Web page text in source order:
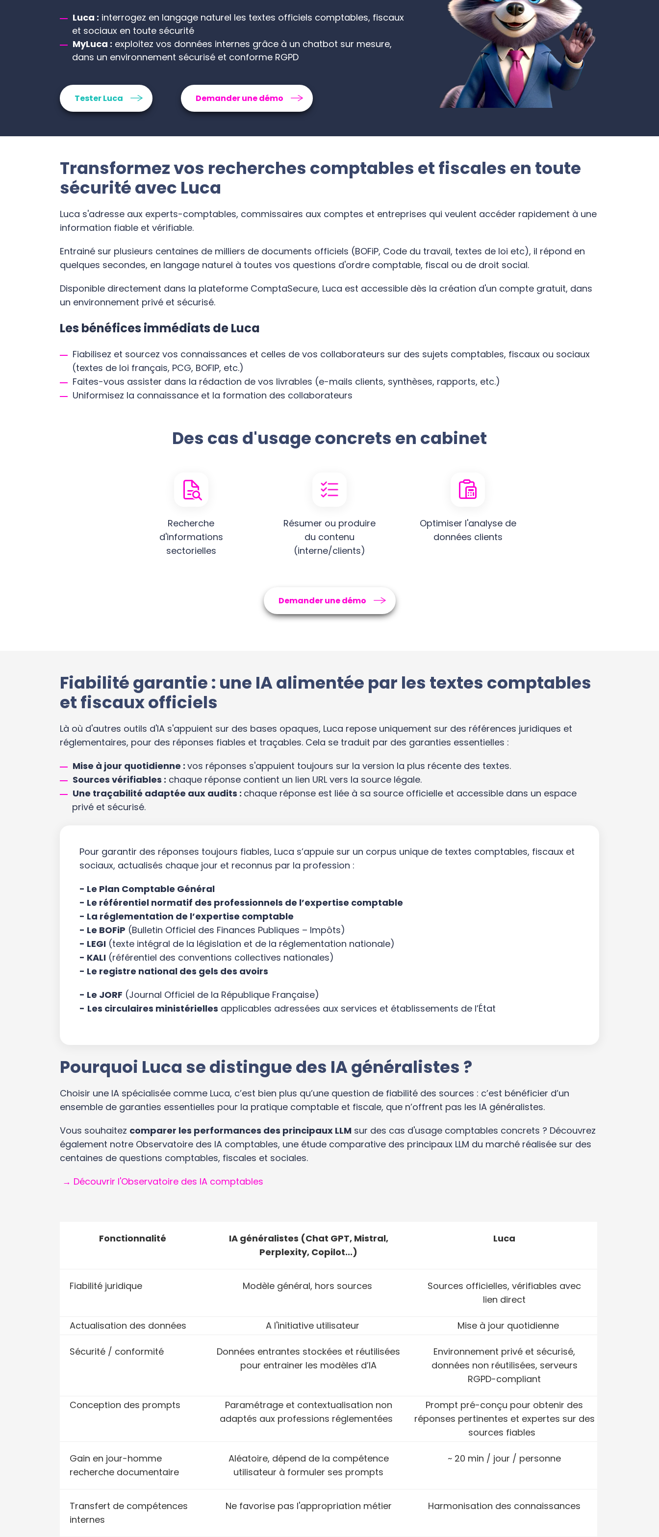
comptables
Demander une démo
Luca : interrogez en langage naturel les textes officiels comptables, fiscaux
et sociaux en toute sécurité
MyLuca : exploitez vos données internes grâce à un chatbot sur mesure,
dans un environnement sécurisé et conforme RGPD
Tester Luca Demander une démo
Transformez vos recherches comptables et fiscales en toute
sécurité avec Luca
Luca s'adresse aux experts-comptables, commissaires aux comptes et entreprises qui veulent accéder rapidement à une
information fiable et vérifiable.
Entrainé sur plusieurs centaines de milliers de documents officiels (BOFiP, Code du travail, textes de loi etc), il répond en
quelques secondes, en langage naturel à toutes vos questions d'ordre comptable, fiscal ou de droit social.
Disponible directement dans la plateforme ComptaSecure, Luca est accessible dès la création d'un compte gratuit, dans
un environnement privé et sécurisé.
Les bénéfices immédiats de Luca
Fiabilisez et sourcez vos connaissances et celles de vos collaborateurs sur des sujets comptables, fiscaux ou sociaux
(textes de loi français, PCG, BOFIP, etc.)
Faites-vous assister dans la rédaction de vos livrables (e-mails clients, synthèses, rapports, etc.)
Uniformisez la connaissance et la formation des collaborateurs
Des cas d'usage concrets en cabinet
Recherche
d'informations
sectorielles
Résumer ou produire
du contenu
(interne/clients)
Optimiser l'analyse de
données clients
Demander une démo
Fiabilité garantie : une IA alimentée par les textes comptables
et fiscaux officiels
Là où d'autres outils d'IA s'appuient sur des bases opaques, Luca repose uniquement sur des références juridiques et
réglementaires, pour des réponses fiables et traçables. Cela se traduit par des garanties essentielles :
Mise à jour quotidienne : vos réponses s'appuient toujours sur la version la plus récente des textes.
Sources vérifiables : chaque réponse contient un lien URL vers la source légale.
Une traçabilité adaptée aux audits : chaque réponse est liée à sa source officielle et accessible dans un espace
privé et sécurisé.
Pour garantir des réponses toujours fiables, Luca s’appuie sur un corpus unique de textes comptables, fiscaux et
sociaux, actualisés chaque jour et reconnus par la profession :
- Le Plan Comptable Général
- Le référentiel normatif des professionnels de l’expertise comptable
- La réglementation de l’expertise comptable
- Le BOFiP (Bulletin Officiel des Finances Publiques – Impôts)
- LEGI (texte intégral de la législation et de la réglementation nationale)
- KALI (référentiel des conventions collectives nationales)
- Le registre national des gels des avoirs
- Le JORF (Journal Officiel de la République Française)
- Les circulaires ministérielles applicables adressées aux services et établissements de l’État
Pourquoi Luca se distingue des IA généralistes ?
Choisir une IA spécialisée comme Luca, c’est bien plus qu’une question de fiabilité des sources : c’est bénéficier d’un
ensemble de garanties essentielles pour la pratique comptable et fiscale, que n’offrent pas les IA généralistes.
Vous souhaitez comparer les performances des principaux LLM sur des cas d'usage comptables concrets ? Découvrez
également notre Observatoire des IA comptables, une étude comparative des principaux LLM du marché réalisée sur des
centaines de questions comptables, fiscales et sociales.
→ Découvrir l'Observatoire des IA comptables
Fonctionnalité
IA généralistes (Chat GPT, Mistral,
Perplexity, Copilot...)
Luca
Fiabilité juridique Modèle général, hors sources
Sources officielles, vérifiables avec
lien direct
Actualisation des données A l'initiative utilisateur Mise à jour quotidienne
Sécurité / conformité Données entrantes stockées et réutilisées
pour entrainer les modèles d’IA
Environnement privé et sécurisé,
données non réutilisées, serveurs
RGPD-compliant
Conception des prompts Paramétrage et contextualisation non
adaptés aux professions réglementées
Prompt pré-conçu pour obtenir des
réponses pertinentes et expertes sur des
sources fiables
Gain en jour-homme
recherche documentaire
Aléatoire, dépend de la compétence
utilisateur à formuler ses prompts
~ 20 min / jour / personne
Transfert de compétences
internes
Ne favorise pas l'appropriation métier Harmonisation des connaissances